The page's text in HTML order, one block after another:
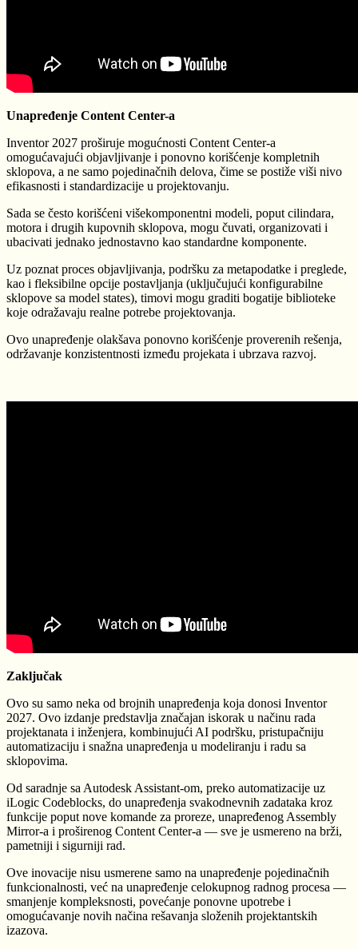
Unapređenje Content Center-a
Inventor 2027 proširuje mogućnosti Content Center-a
omogućavajući objavljivanje i ponovno korišćenje kompletnih
sklopova, a ne samo pojedinačnih delova, čime se postiže viši nivo
efikasnosti i standardizacije u projektovanju.
Sada se često korišćeni višekomponentni modeli, poput cilindara,
motora i drugih kupovnih sklopova, mogu čuvati, organizovati i
ubacivati jednako jednostavno kao standardne komponente.
Uz poznat proces objavljivanja, podršku za metapodatke i preglede,
kao i fleksibilne opcije postavljanja (uključujući konfigurabilne
sklopove sa model states), timovi mogu graditi bogatije biblioteke
koje odražavaju realne potrebe projektovanja.
Ovo unapređenje olakšava ponovno korišćenje proverenih rešenja,
održavanje konzistentnosti između projekata i ubrzava razvoj.
Zaključak
Ovo su samo neka od brojnih unapređenja koja donosi Inventor
2027. Ovo izdanje predstavlja značajan iskorak u načinu rada
projektanata i inženjera, kombinujući AI podršku, pristupačniju
automatizaciju i snažna unapređenja u modeliranju i radu sa
sklopovima.
Od saradnje sa Autodesk Assistant-om, preko automatizacije uz
iLogic Codeblocks, do unapređenja svakodnevnih zadataka kroz
funkcije poput nove komande za proreze, unapređenog Assembly
Mirror-a i proširenog Content Center-a — sve je usmereno na brži,
pametniji i sigurniji rad.
Ove inovacije nisu usmerene samo na unapređenje pojedinačnih
funkcionalnosti, već na unapređenje celokupnog radnog procesa —
smanjenje kompleksnosti, povećanje ponovne upotrebe i
omogućavanje novih načina rešavanja složenih projektantskih
izazova.